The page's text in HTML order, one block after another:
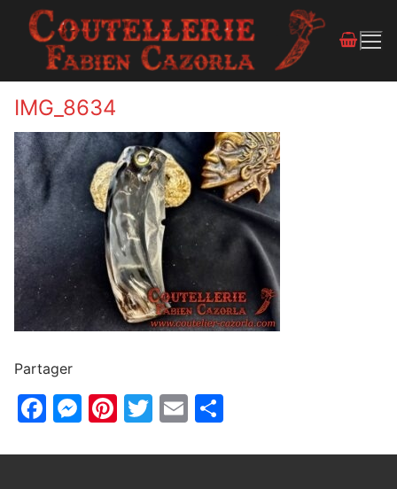
IMG_8634
Partager
Facebook
Messenger
Pinterest
Twitter
Email